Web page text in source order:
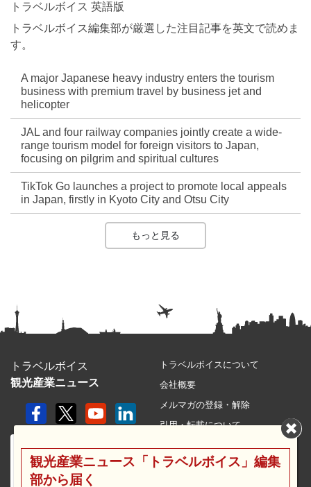
トラベルボイス 英語版
トラベルボイス編集部が厳選した注目記事を英文で読めま
す。
A major Japanese heavy industry enters the tourism
business with premium travel by business jet and
helicopter
JAL and four railway companies jointly create a wide-
range tourism model for foreign visitors to Japan,
focusing on pilgrim and spiritual cultures
TikTok Go launches a project to promote local appeals
in Japan, firstly in Kyoto City and Otsu City
もっと見る
トラベルボイス
観光産業ニュース
トラベルボイスについて
会社概要
メルマガの登録・解除
引用・転載について
利用規約
観光産業ニュース「トラベルボイス」編集
部から届く